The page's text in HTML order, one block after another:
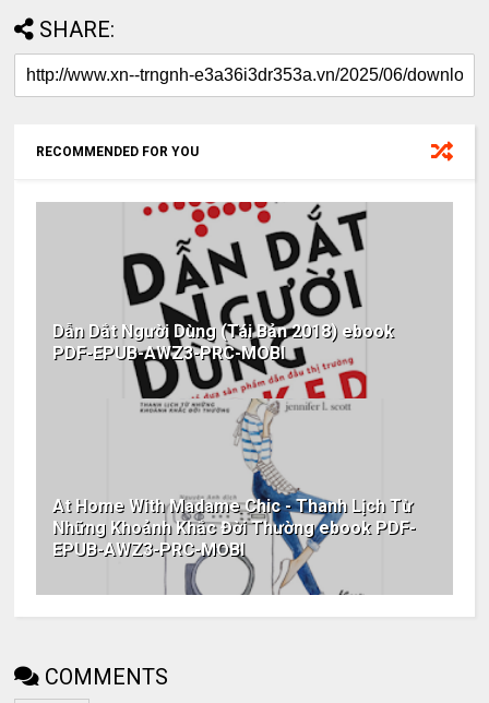
SHARE:
RECOMMENDED FOR YOU
Dẫn Dắt Người Dùng (Tái Bản 2018) ebook
PDF-EPUB-AWZ3-PRC-MOBI
At Home With Madame Chic - Thanh Lịch Từ
Những Khoảnh Khắc Đời Thường ebook PDF-
EPUB-AWZ3-PRC-MOBI
COMMENTS